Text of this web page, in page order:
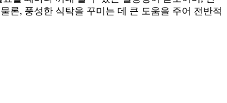
론, 풍성한 식탁을 꾸미는 데 큰 도움을 주어 전반적